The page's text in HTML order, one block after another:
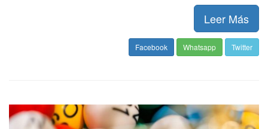
Leer Más
Facebook Whatsapp Twitter